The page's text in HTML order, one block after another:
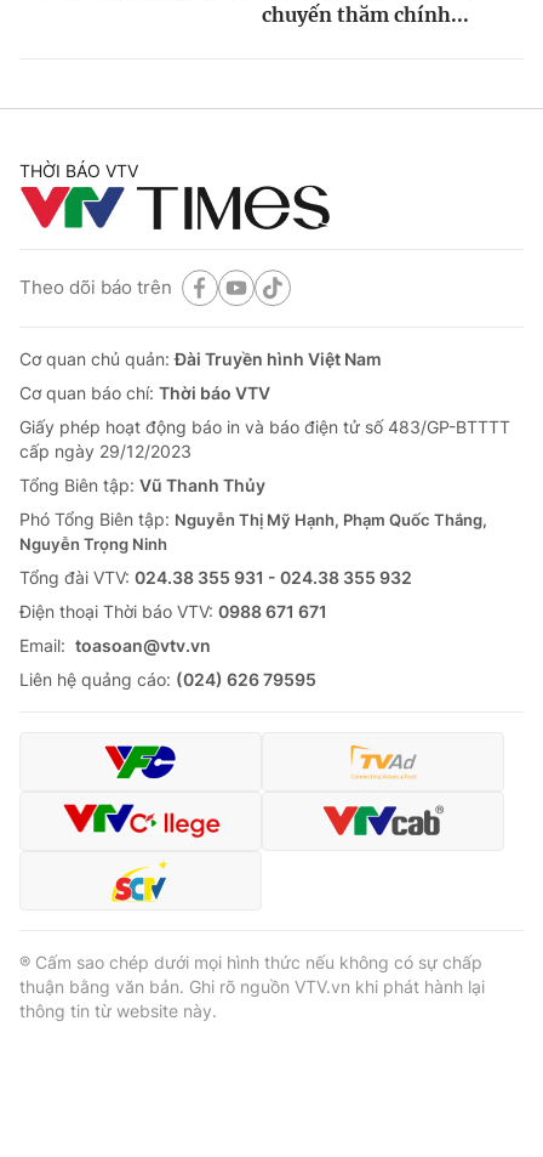
chuyến thăm chính...
THỜI BÁO VTV
Theo dõi báo trên
Cơ quan chủ quản:Đài Truyền hình Việt Nam
Cơ quan báo chí: Thời báo VTV
Giấy phép hoạt động báo in và báo điện tử số 483/GP-BTTTT
cấp ngày 29/12/2023
Tổng Biên tập: Vũ Thanh Thủy
Phó Tổng Biên tập: Nguyễn Thị Mỹ Hạnh, Phạm Quốc Thắng,
Nguyễn Trọng Ninh
Tổng đài VTV: 024.38 355 931 - 024.38 355 932
Ðiện thoại Thời báo VTV: 0988 671 671
Email: toasoan@vtv.vn
Liên hệ quảng cáo: (024) 626 79595
® Cấm sao chép dưới mọi hình thức nếu không có sự chấp
thuận bằng văn bản. Ghi rõ nguồn VTV.vn khi phát hành lại
thông tin từ website này.